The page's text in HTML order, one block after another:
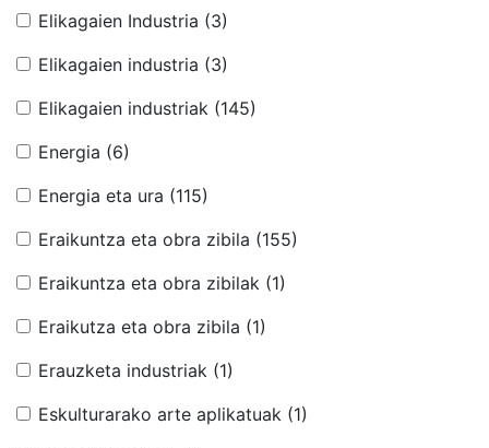
Elikagaien Industria (3)
Elikagaien industria (3)
Elikagaien industriak (145)
Energia (6)
Energia eta ura (115)
Eraikuntza eta obra zibila (155)
Eraikuntza eta obra zibilak (1)
Eraikutza eta obra zibila (1)
Erauzketa industriak (1)
Eskulturarako arte aplikatuak (1)